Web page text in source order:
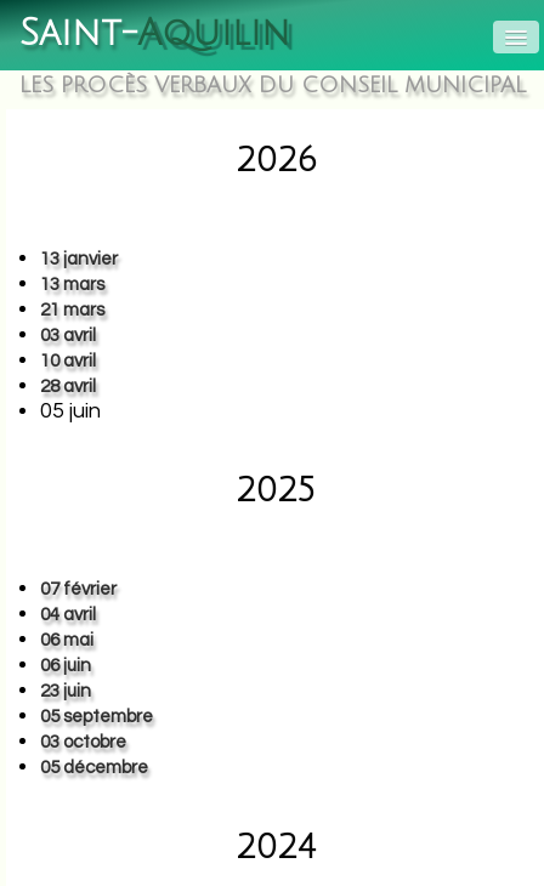
Saint-Aquilin
ACCUEIL
LES ASSOCIATIONS
QUE FAIRE À ST AQUILIN?
LES PROCÈS VERBAUX DU CONSEIL MUNICIPAL
2026
13 janvier
13 mars
21 mars
03 avril
10 avril
28 avril
05 juin
2025
07 février
04 avril
06 mai
06 juin
23 juin
05 septembre
03 octobre
05 décembre
2024